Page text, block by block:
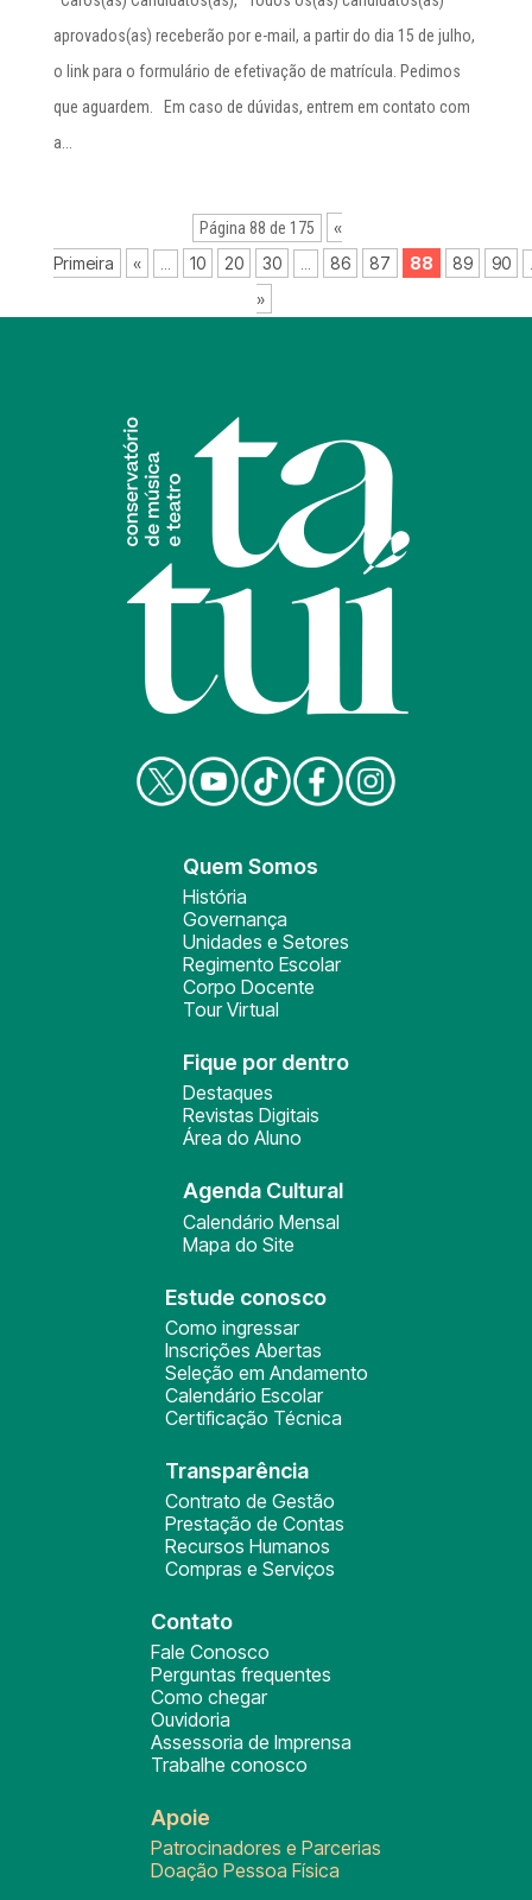
aprovados(as) receberão por e-mail, a partir do dia 15 de julho,
o link para o formulário de efetivação de matrícula. Pedimos
que aguardem. Em caso de dúvidas, entrem em contato com
a...
Página 88 de 175
«
Primeira
« 10 20 30 86 87 88 89 90
»
Quem Somos
História
Governança
Unidades e Setores
Regimento Escolar
Corpo Docente
Tour Virtual
Fique por dentro
Destaques
Revistas Digitais
Área do Aluno
Agenda Cultural
Calendário Mensal
Mapa do Site
Estude conosco
Como ingressar
Inscrições Abertas
Seleção em Andamento
Calendário Escolar
Certificação Técnica
Transparência
Contrato de Gestão
Prestação de Contas
Recursos Humanos
Compras e Serviços
Contato
Fale Conosco
Perguntas frequentes
Como chegar
Ouvidoria
Assessoria de Imprensa
Trabalhe conosco
Apoie
Patrocinadores e Parcerias
Doação Pessoa Física